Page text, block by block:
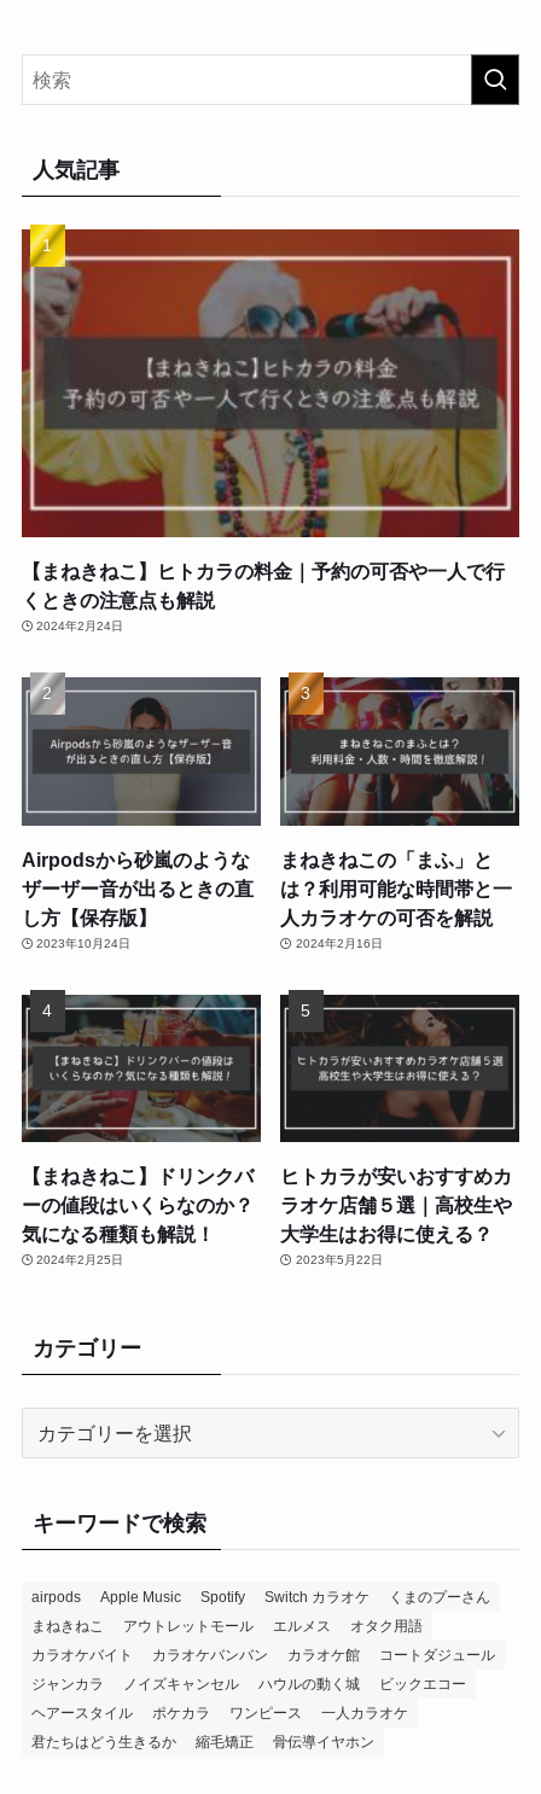
人気記事
【まねきねこ】ヒトカラの料金｜予約の可否や一人で行
くときの注意点も解説
2024年2月24日
Airpodsから砂嵐のような
ザーザー音が出るときの直
し方【保存版】
2023年10月24日
まねきねこの「まふ」と
は？利用可能な時間帯と一
人カラオケの可否を解説
2024年2月16日
【まねきねこ】ドリンクバ
ーの値段はいくらなのか？
気になる種類も解説！
2024年2月25日
ヒトカラが安いおすすめカ
ラオケ店舗５選｜高校生や
大学生はお得に使える？
2023年5月22日
カテゴリー
キーワードで検索
airpods Apple Music Spotify Switch カラオケ
くまのプーさん
まねきねこ
アウトレットモール エルメス
オタク用語
カラオケバイト
カラオケバンバン カラオケ館
コートダジュール
ジャンカラ
ノイズキャンセル ハウルの動く城
ビックエコー
ヘアースタイル
ポケカラ ワンピース
一人カラオケ
君たちはどう生きるか
縮毛矯正 骨伝導イヤホン